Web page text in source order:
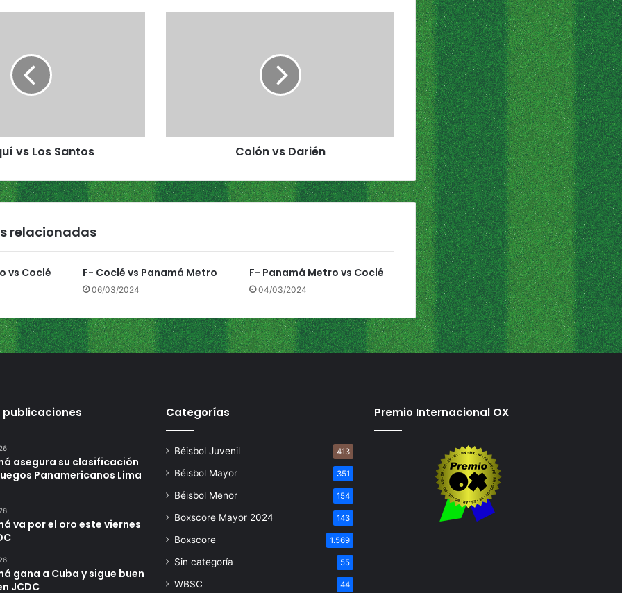
vs Los Santos
a
é
n
Colón vs Darién
relacionadas
vs Coclé F- Coclé vs Panamá Metro
06/03/2024
F- Panamá Metro vs Coclé
04/03/2024
publicaciones
asegura su clasificación
Panamericanos Lima
va por el oro este viernes
gana a Cuba y sigue buen
JCDC
Categorías
Béisbol Juvenil 413
Béisbol Mayor 351
Béisbol Menor 154
Boxscore Mayor 2024 143
Boxscore 1.569
Sin categoría 55
WBSC 44
Premio Internacional OX